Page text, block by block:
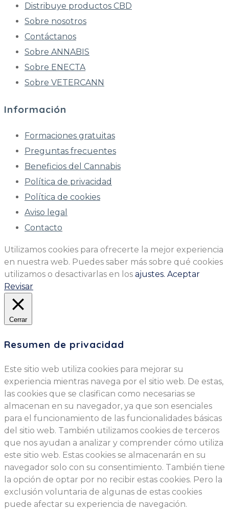
Distribuye productos CBD
Sobre nosotros
Contáctanos
Sobre ANNABIS
Sobre ENECTA
Sobre VETERCANN
Información
Formaciones gratuitas
Preguntas frecuentes
Beneficios del Cannabis
Política de privacidad
Política de cookies
Aviso legal
Contacto
Utilizamos cookies para ofrecerte la mejor experiencia
en nuestra web. Puedes saber más sobre qué cookies
utilizamos o desactivarlas en los ajustes. Aceptar
Revisar
Cerrar
Resumen de privacidad
Este sitio web utiliza cookies para mejorar su
experiencia mientras navega por el sitio web. De estas,
las cookies que se clasifican como necesarias se
almacenan en su navegador, ya que son esenciales
para el funcionamiento de las funcionalidades básicas
del sitio web. También utilizamos cookies de terceros
que nos ayudan a analizar y comprender cómo utiliza
este sitio web. Estas cookies se almacenarán en su
navegador solo con su consentimiento. También tiene
la opción de optar por no recibir estas cookies. Pero la
exclusión voluntaria de algunas de estas cookies
puede afectar su experiencia de navegación.